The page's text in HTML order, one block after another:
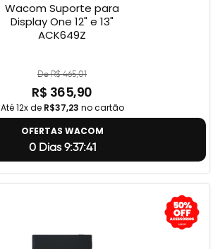
Wacom Suporte para
Display One 12" e 13"
ACK649Z
De R$ 465,01
R$ 365,90
Até 12x de R$37,23 no cartão
OFERTAS WACOM
0 Dias 9:37:40